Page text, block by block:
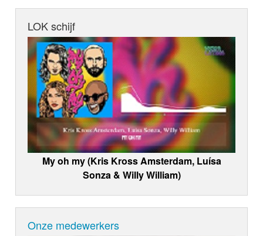
LOK schijf
My oh my (Kris Kross Amsterdam, Luísa
Sonza & Willy William)
Onze medewerkers